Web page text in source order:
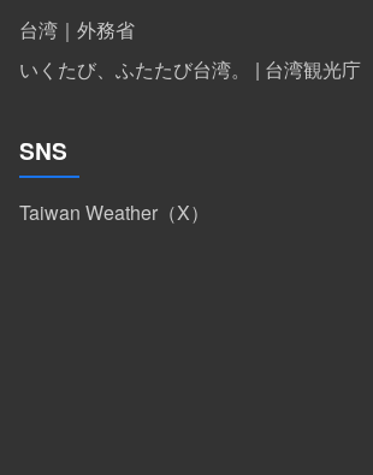
台湾｜外務省
いくたび、ふたたび台湾。 | 台湾観光庁
SNS
Taiwan Weather（X）